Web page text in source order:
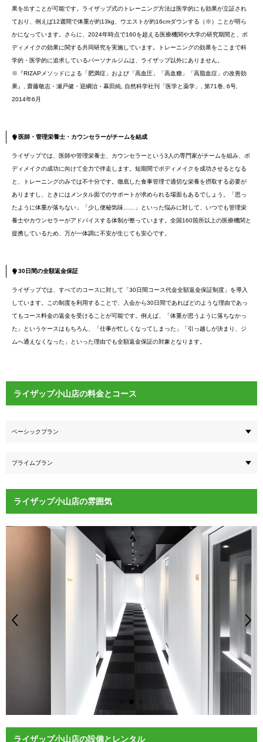
果を出すことが可能です。ライザップ式のトレーニング方法は医学的にも効果が立証され
ており、例えば12週間で体重が約13kg、ウエストが約16cmダウンする（※）ことが明ら
かになっています。さらに、2024年時点で160を超える医療機関や大学の研究期間と、ボ
ディメイクの効果に関する共同研究を実施しています。トレーニングの効果をここまで科
学的・医学的に追求しているパーソナルジムは、ライザップ以外にありません。
※『RIZAPメソッドによる「肥満症」および「高血圧」「高血糖」「高脂血症」の改善効
果』, 齋藤敬志・瀬戸健・迎綱治・幕田純, 自然科学社刊「医学と薬学」, 第71巻, 6号,
2014年6月
医師・管理栄養士・カウンセラーがチームを結成
ライザップでは、医師や管理栄養士、カウンセラーという3人の専門家がチームを組み、ボ
ディメイクの成功に向けて全力で伴走します。短期間でボディメイクを成功させるとなる
と、トレーニングのみでは不十分です。徹底した食事管理で適切な栄養を摂取する必要が
ありますし、ときにはメンタル面でのサポートが求められる場面もあるでしょう。「思っ
たように体重が落ちない」「少し便秘気味……」といった悩みに対して、いつでも管理栄
養士やカウンセラーがアドバイスする体制が整っています。全国160箇所以上の医療機関と
提携しているため、万が一体調に不安が生じても安心です。
30日間の全額返金保証
ライザップでは、すべてのコースに対して「30日間コース代金全額返金保証制度」を導入
しています。この制度を利用することで、入会から30日間であればどのような理由であっ
てもコース料金の返金を受けることが可能です。例えば、「体重が思うように落ちなかっ
た」というケースはもちろん、「仕事が忙しくなってしまった」「引っ越しが決まり、ジ
ムへ通えなくなった」といった理由でも全額返金保証の対象となります。
ライザップ小山店の料金とコース
ベーシックプラン
プライムプラン
ライザップ小山店の雰囲気
ライザップ小山店の設備とレンタル